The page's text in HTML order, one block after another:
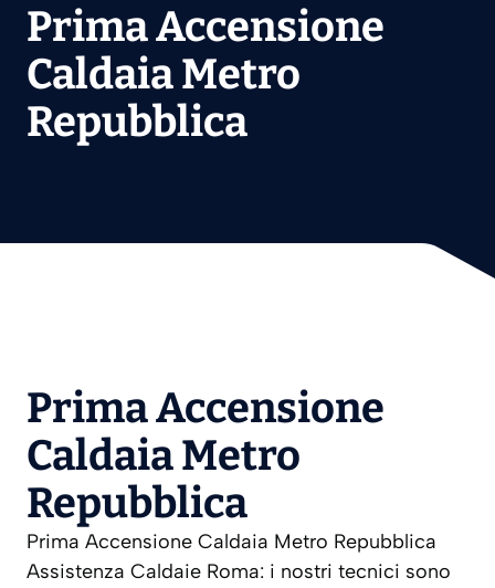
Prima Accensione
Caldaia Metro
Repubblica
Prima Accensione
Caldaia Metro
Repubblica
Prima Accensione Caldaia Metro Repubblica
Assistenza Caldaie Roma: i nostri tecnici sono